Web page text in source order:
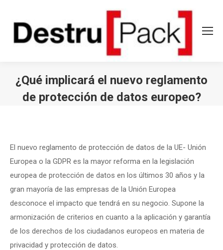
¿Qué implicará el nuevo reglamento
de protección de datos europeo?
El nuevo reglamento de protección de datos de la UE- Unión
Europea o la GDPR es la mayor reforma en la legislación
europea de protección de datos en los últimos 30 años y la
gran mayoría de las empresas de la Unión Europea
desconoce el impacto que tendrá en su negocio. Supone la
armonización de criterios en cuanto a la aplicación y garantía
de los derechos de los ciudadanos europeos en materia de
privacidad y protección de datos.